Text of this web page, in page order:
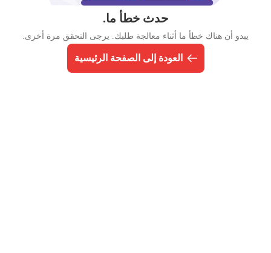
حدث خطأ ما.
يبدو أن هناك خطأ ما أثناء معالجة طلبك. يرجى التحقق مرة أخرى.
العودة إلى الصفحة الرئيسية